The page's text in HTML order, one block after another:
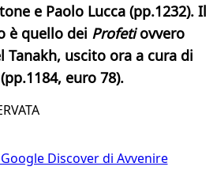
e Paolo Lucca (pp.1232). Il
è quello dei Profetiovvero
uscito ora a cura di
euro 78).
Discover di Avvenire